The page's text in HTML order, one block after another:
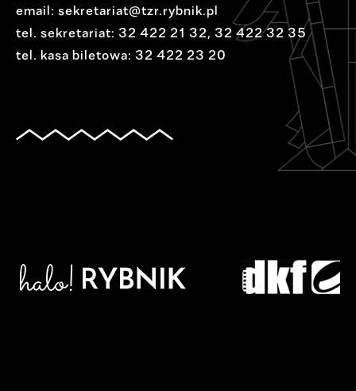
email: sekretariat@tzr.rybnik.pl
tel. sekretariat: 32 422 21 32, 32 422 32 35
tel. kasa biletowa: 32 422 23 20